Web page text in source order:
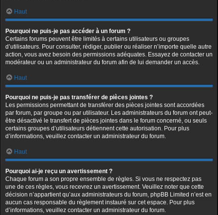
Haut
Pourquoi ne puis-je pas accéder à un forum ?
Certains forums peuvent être limités à certains utilisateurs ou groupes
d’utilisateurs. Pour consulter, rédiger, publier ou réaliser n’importe quelle autre
action, vous avez besoin des permissions adéquates. Essayez de contacter un
modérateur ou un administrateur du forum afin de lui demander un accès.
Haut
Pourquoi ne puis-je pas transférer de pièces jointes ?
Les permissions permettant de transférer des pièces jointes sont accordées
par forum, par groupe ou par utilisateur. Les administrateurs du forum ont peut-
être désactivé le transfert de pièces jointes dans le forum concerné, ou seuls
certains groupes d’utilisateurs détiennent cette autorisation. Pour plus
d’informations, veuillez contacter un administrateur du forum.
Haut
Pourquoi ai-je reçu un avertissement ?
Chaque forum a son propre ensemble de règles. Si vous ne respectez pas
une de ces règles, vous recevrez un avertissement. Veuillez noter que cette
décision n’appartient qu’aux administrateurs du forum, phpBB Limited n’est en
aucun cas responsable du règlement instauré sur cet espace. Pour plus
d’informations, veuillez contacter un administrateur du forum.